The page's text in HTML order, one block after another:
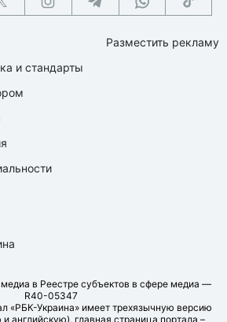
и стандарты
Разместить рекламу
в Реестре субъектов в сфере медиа —
R40-05347
«РБК-Украина» имеет трехязычную версию
английскую), главная страница портала –